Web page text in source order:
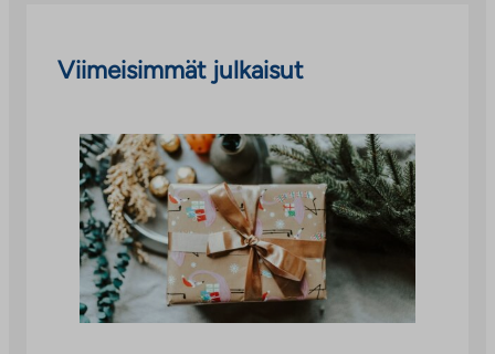
Viimeisimmät julkaisut